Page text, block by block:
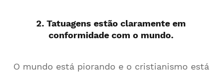
2. Tatuagens estão claramente em
conformidade com o mundo.
O mundo está piorando e o cristianismo está